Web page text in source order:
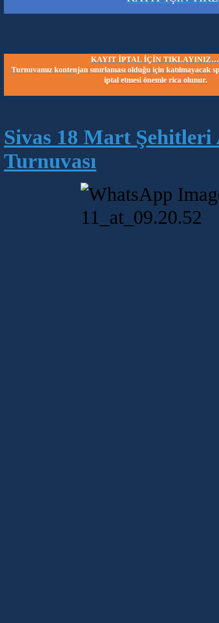
KAYIT İPTAL İÇİN
Turnuvamız kontenjan sınırlaması olduğu için katılmayacak
iptal etmesi önemle rica olunur.
Sivas 18 Mart
Turnuvası